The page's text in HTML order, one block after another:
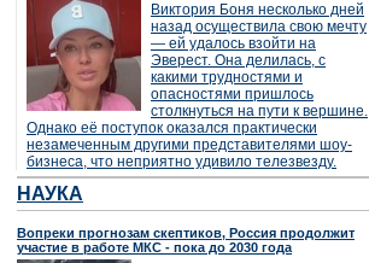
Виктория Боня несколько дней
назад осуществила свою мечту
— ей удалось взойти на
Эверест. Она делилась, с
какими трудностями и
опасностями пришлось
столкнуться на пути к вершине.
Однако её поступок оказался практически
незамеченным другими представителями шоу-
бизнеса, что неприятно удивило телезвезду.
НАУКА
Вопреки прогнозам скептиков, Россия продолжит
участие в работе МКС - пока до 2030 года